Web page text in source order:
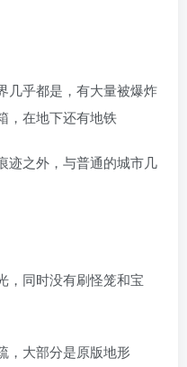
几乎都是，有大量被爆炸
，在地下还有地铁
迹之外，与普通的城市几
，同时没有刷怪笼和宝
，大部分是原版地形